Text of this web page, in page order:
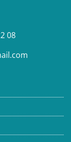
08